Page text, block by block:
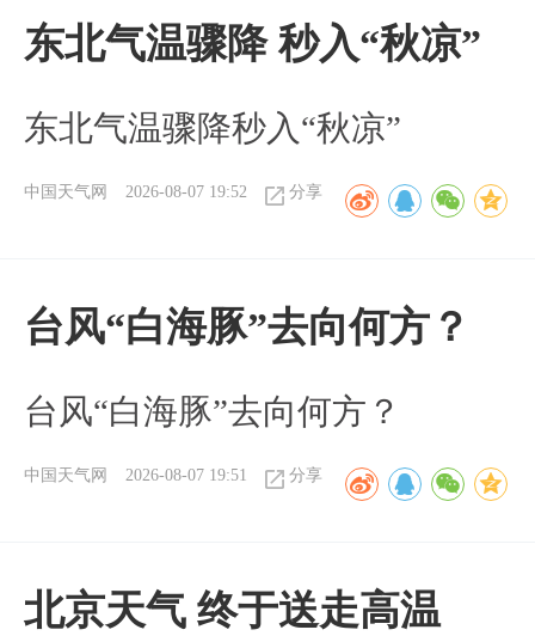
东北气温骤降 秒入“秋凉”
东北气温骤降秒入“秋凉”
中国天气网 2026-08-07 19:52 分享
台风“白海豚”去向何方？
台风“白海豚”去向何方？
中国天气网 2026-08-07 19:51 分享
北京天气 终于送走高温